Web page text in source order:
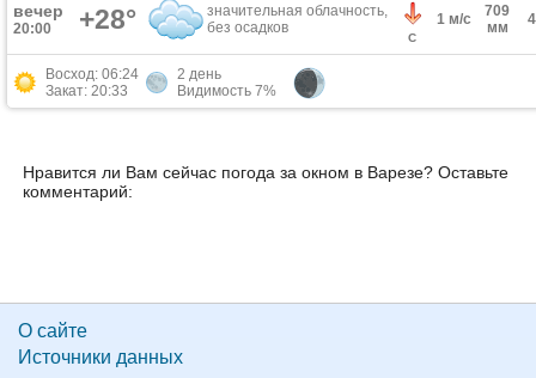
вечер
20:00 +28°
значительная облачность,
без осадков
С
1 м/с
709
мм
Восход: 06:24
Закат: 20:33
2 день
Видимость 7%
Нравится ли Вам сейчас погода за окном в Варезе? Оставьте
комментарий:
О сайте
Источники данных